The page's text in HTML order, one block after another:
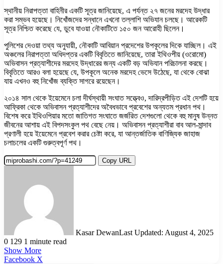
স্থানীয় নিরাপত্তা বাহিনীর একটি সূত্র জানিয়েছে, এ পর্যন্ত ২৭ জনের মরদেহ উদ্ধার
করা সম্ভব হয়েছে। নিখোঁজদের সন্ধানে এখনো তল্লাশি অভিযান চলছে। আরেকটি
সূত্র নিশ্চিত করেছে যে, ডুবে যাওয়া নৌকাটিতে ১৫০ জন আরোহী ছিলেন।
পুলিশের দেওয়া তথ্য অনুযায়ী, নৌকাটি আবিয়ান প্রদেশের উপকূলের দিকে যাচ্ছিল। এই
অঞ্চলের নিরাপত্তা অধিদপ্তর একটি বিবৃতিতে জানিয়েছে, তারা ইথিওপীয় (ওরোমো)
অভিবাসন প্রত্যাশীদের মরদেহ উদ্ধারের জন্য একটি বড় অভিযান পরিচালনা করছে।
বিবৃতিতে আরও বলা হয়েছে যে, উপকূলে অনেক মরদেহ ভেসে উঠেছে, যা থেকে বোঝা
যায় এখনও বহু নিখোঁজ ব্যক্তি সাগরে রয়েছেন।
২০১৪ সাল থেকে ইয়েমেনে চলা দীর্ঘস্থায়ী সংঘাত সত্ত্বেও, দারিদ্রপীড়িত এই দেশটি হয়ে
আফ্রিকা থেকে অভিবাসন প্রত্যাশীদের অবৈধভাবে প্রবেশের অন্যতম প্রধান পথ।
বিশেষ করে ইথিওপিয়ার মতো জাতিগত সংঘাতে জর্জরিত দেশগুলো থেকে বহু মানুষ উন্নত
জীবনের আশায় এই বিপদসংকুল পথ বেছে নেয়। অভিবাসন প্রত্যাশীরা বাব আল-মান্দাব
প্রণালী হয়ে ইয়েমেনে প্রবেশ করার চেষ্টা করে, যা আন্তর্জাতিক বাণিজ্যিক জাহাজ
চলাচলের একটি গুরুত্বপূর্ণ পথ।
Copy URL
Kasar DewanLast Updated: August 4, 2025
0 129 1 minute read
Show More
Facebook X